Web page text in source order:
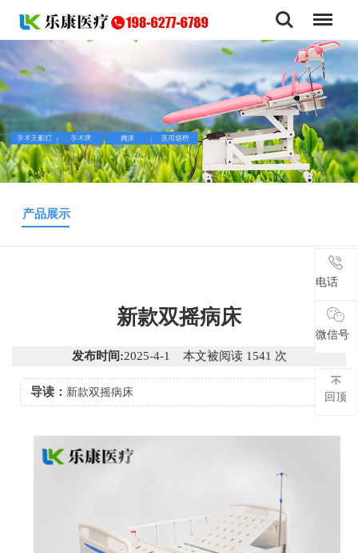
电话
微信号
产品展示
新款双摇病床
发布时间:2025-4-1 本文被阅读 1541 次
导读： 新款双摇病床
电话
微信号
回顶